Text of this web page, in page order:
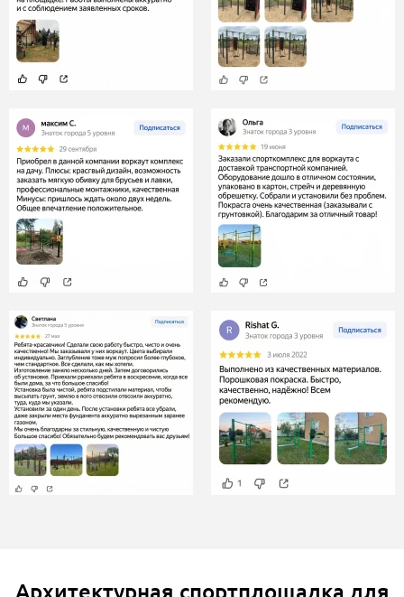
Архитектурная спортплощадка для